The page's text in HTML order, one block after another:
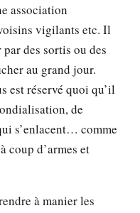
association
vigilants etc. Il
des sortis ou des
au grand jour.
est réservé quoi qu’il
de
s’enlacent… comme
coup d’armes et
à manier les